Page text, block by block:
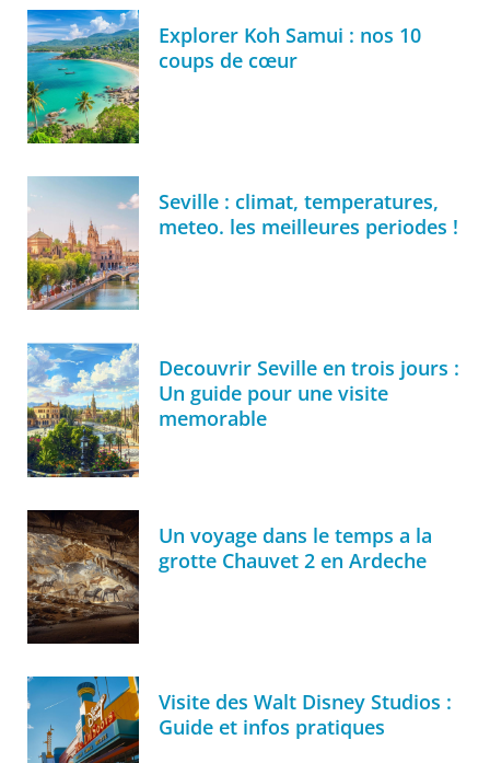
Explorer Koh Samui : nos 10
coups de cœur
Seville : climat, temperatures,
meteo. les meilleures periodes !
Decouvrir Seville en trois jours :
Un guide pour une visite
memorable
Un voyage dans le temps a la
grotte Chauvet 2 en Ardeche
Visite des Walt Disney Studios :
Guide et infos pratiques